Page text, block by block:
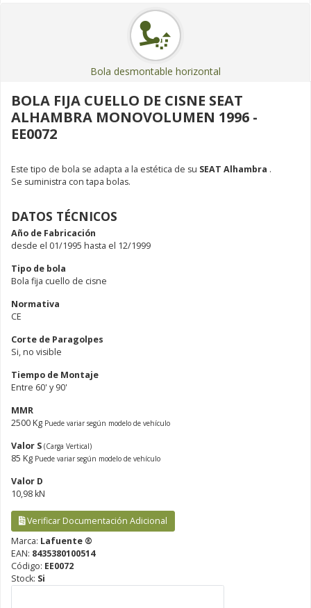
Bola desmontable horizontal
BOLA FIJA CUELLO DE CISNE SEAT
ALHAMBRA MONOVOLUMEN 1996 -
EE0072
Este tipo de bola se adapta a la estética de su SEAT Alhambra .
Se suministra con tapa bolas.
DATOS TÉCNICOS
Año de Fabricación
desde el 01/1995 hasta el 12/1999
Tipo de bola
Bola fija cuello de cisne
Normativa
CE
Corte de Paragolpes
Si, no visible
Tiempo de Montaje
Entre 60' y 90'
MMR
2500 Kg Puede variar según modelo de vehículo
Valor S (Carga Vertical)
85 Kg Puede variar según modelo de vehículo
Valor D
10,98 kN
Verificar Documentación Adicional
Marca: Lafuente ®
EAN: 8435380100514
Código: EE0072
Stock: Si